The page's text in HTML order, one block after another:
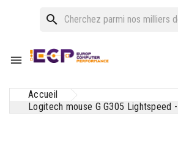
search

Accueil
Logitech mouse G G305 Lightspeed